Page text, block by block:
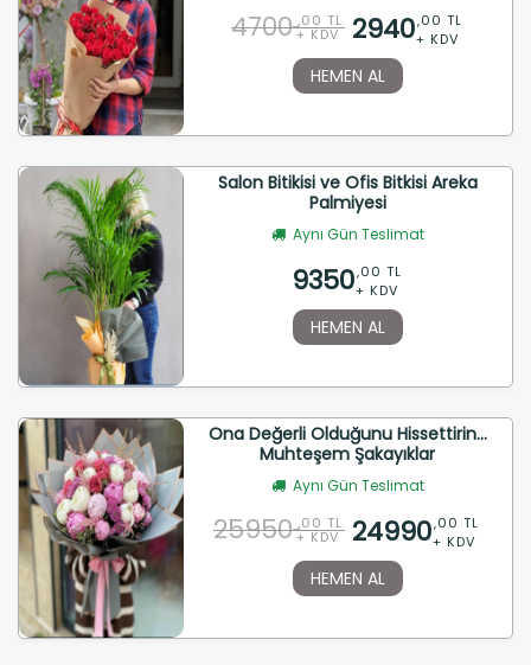
4700 ,00 TL
+ KDV 2940,00 TL
+ KDV
HEMEN AL
Salon Bitikisi ve Ofis Bitkisi Areka
Palmiyesi
Aynı Gün Teslimat
9350,00 TL
+ KDV
HEMEN AL
Ona Değerli Olduğunu Hissettirin...
Muhteşem Şakayıklar
Aynı Gün Teslimat
25950 ,00 TL
+ KDV 24990,00 TL
+ KDV
HEMEN AL